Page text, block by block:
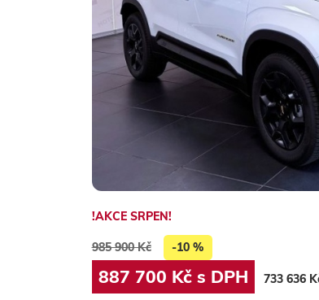
!AKCE SRPEN!
985 900 Kč -10 %
887 700 Kč s DPH 733 636